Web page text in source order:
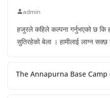
admin
हजुरले कहिले कल्पना गर्नुभएको छ कि
सुतिरहेको बेला । हामीलाई लाग्न सक्छ
The Annapurna Base Camp